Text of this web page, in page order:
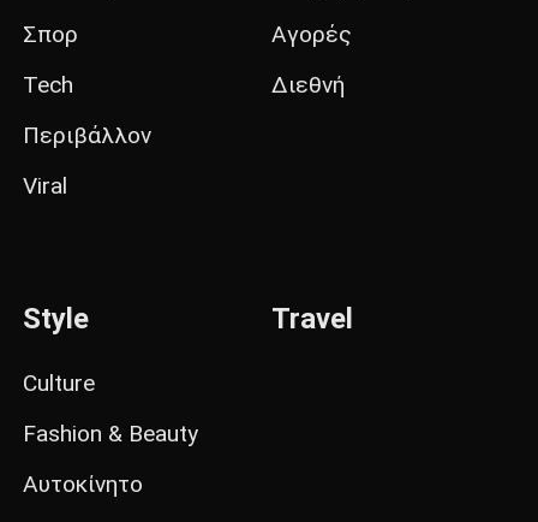
Σπορ
Tech
Περιβάλλον
Viral
Αγορές
Διεθνή
Style
Culture
Fashion & Beauty
Αυτοκίνητο
Travel